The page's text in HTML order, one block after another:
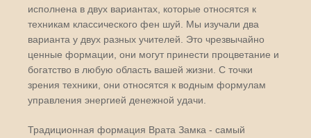
исполнена в двух вариантах, которые относятся к
техникам классического фен шуй. Мы изучали два
варианта у двух разных учителей. Это чрезвычайно
ценные формации, они могут принести процветание и
богатство в любую область вашей жизни. С точки
зрения техники, они относятся к водным формулам
управления энергией денежной удачи.
Традиционная формация Врата Замка - самый